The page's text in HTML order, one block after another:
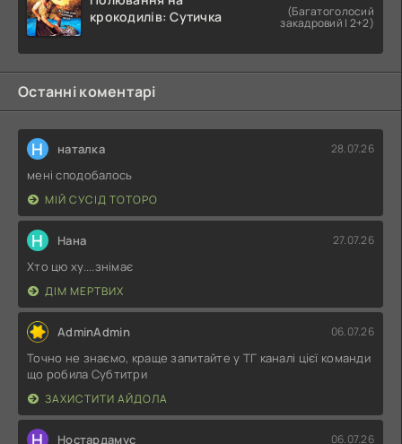
крокодилів: Сутичка
(Багатоголосий
закадровий | 2+2)
Останні коментарі
Н наталка 28.07.26
мені сподобалось
МІЙ СУСІД ТОТОРО
Н Нана 27.07.26
Хто цю ху....знімає
ДІМ МЕРТВИХ
AdminAdmin 06.07.26
Точно не знаємо, краще запитайте у ТГ каналі цієї команди
що робила Субтитри
ЗАХИСТИТИ АЙДОЛА
Н Ностардамус 06.07.26